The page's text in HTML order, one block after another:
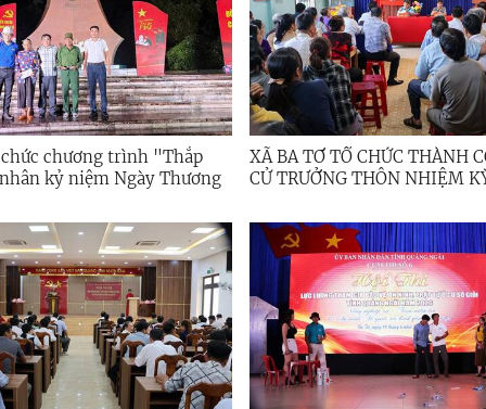
chức chương trình "Thắp
kỷ niệm Ngày Thương
XÃ BA TƠ TỔ CHỨC THÀNH
CỬ TRƯỞNG THÔN NHIỆM